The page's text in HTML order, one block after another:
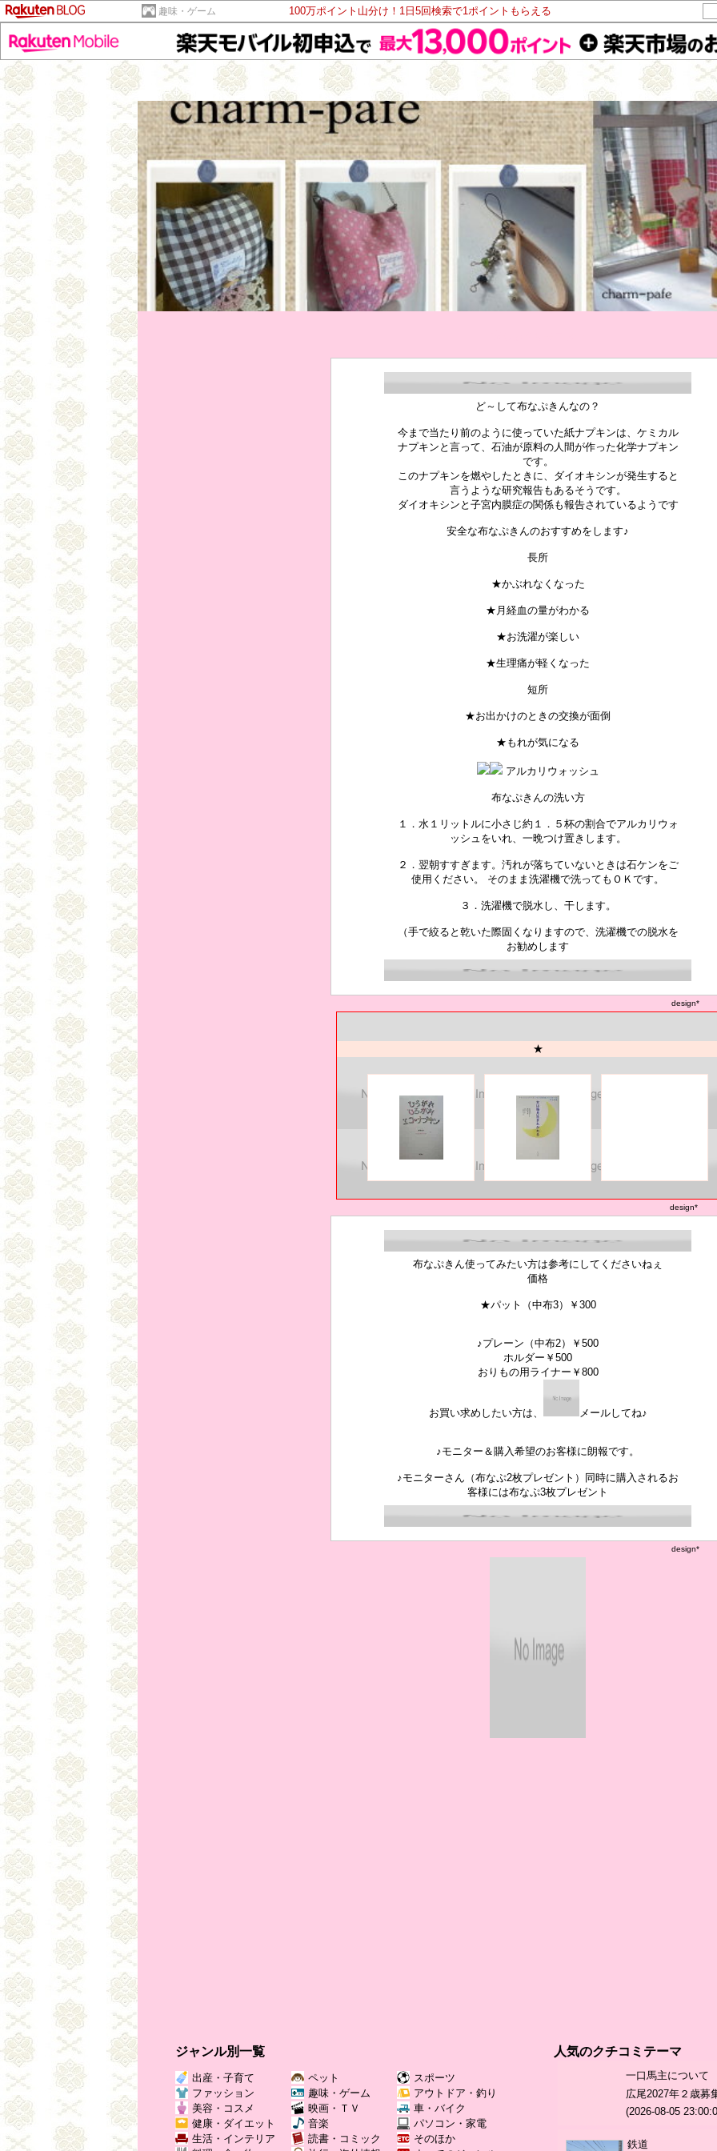
趣味・ゲーム 100万ポイント山分け！1日5回検索で1ポイントもらえる
ホーム |日記 プロフィール
ど～して布なぷきんなの？
今まで当たり前のように使っていた紙ナプキンは、ケミカル
ナプキンと言って、石油が原料の人間が作った化学ナプキン
です。
このナプキンを燃やしたときに、ダイオキシンが発生すると
言うような研究報告もあるそうです。
ダイオキシンと子宮内膜症の関係も報告されているようです
安全な布なぷきんのおすすめをします♪
長所
★かぶれなくなった
★月経血の量がわかる
★お洗濯が楽しい
★生理痛が軽くなった
短所
★お出かけのときの交換が面倒
★もれが気になる
アルカリウォッシュ
布なぷきんの洗い方
１．水１リットルに小さじ約１．５杯の割合でアルカリウォ
ッシュをいれ、一晩つけ置きします。
２．翌朝すすぎます。汚れが落ちていないときは石ケンをご
使用ください。 そのまま洗濯機で洗ってもＯＫです。
３．洗濯機で脱水し、干します。
（手で絞ると乾いた際固くなりますので、洗濯機での脱水を
お勧めします
design*
★
design*
布なぷきん使ってみたい方は参考にしてくださいねぇ
価格
★パット（中布3）￥300
♪プレーン（中布2）￥500
ホルダー￥500
おりもの用ライナー￥800
お買い求めしたい方は、 メールしてね♪
♪モニター＆購入希望のお客様に朗報です。
♪モニターさん（布なぷ2枚プレゼント）同時に購入されるお
客様には布なぷ3枚プレゼント
design*
ジャンル別一覧
出産・子育て
ファッション
美容・コスメ
健康・ダイエット
生活・インテリア
ペット
趣味・ゲーム
映画・ＴＶ
音楽
読書・コミック
スポーツ
アウトドア・釣り
車・バイク
パソコン・家電
そのほか
人気のクチコミテーマ
一口馬主について
広尾2027年２歳募
(2026-08-05
鉄道